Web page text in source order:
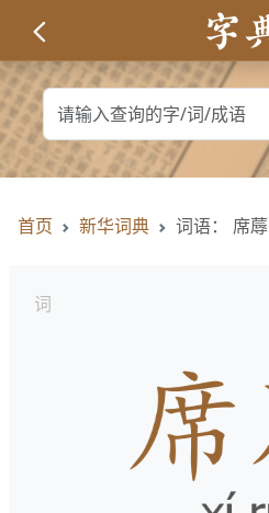
首页 新华词典 词语： 席蓐
词